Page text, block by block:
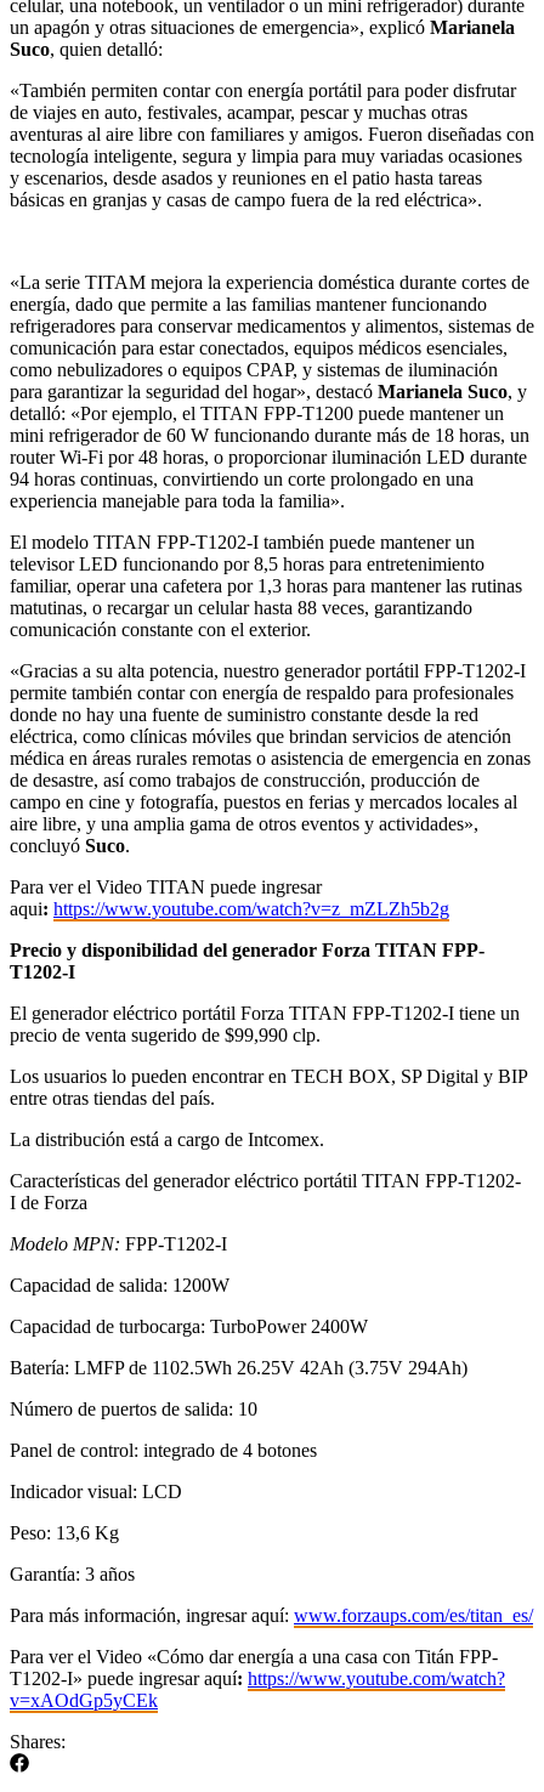
celular, una notebook, un ventilador o un mini refrigerador) durante
un apagón y otras situaciones de emergencia», explicó Marianela
Suco, quien detalló:
«También permiten contar con energía portátil para poder disfrutar
de viajes en auto, festivales, acampar, pescar y muchas otras
aventuras al aire libre con familiares y amigos. Fueron diseñadas con
tecnología inteligente, segura y limpia para muy variadas ocasiones
y escenarios, desde asados y reuniones en el patio hasta tareas
básicas en granjas y casas de campo fuera de la red eléctrica».
«La serie TITAM mejora la experiencia doméstica durante cortes de
energía, dado que permite a las familias mantener funcionando
refrigeradores para conservar medicamentos y alimentos, sistemas de
comunicación para estar conectados, equipos médicos esenciales,
como nebulizadores o equipos CPAP, y sistemas de iluminación
para garantizar la seguridad del hogar», destacó Marianela Suco, y
detalló: «Por ejemplo, el TITAN FPP-T1200 puede mantener un
mini refrigerador de 60 W funcionando durante más de 18 horas, un
router Wi-Fi por 48 horas, o proporcionar iluminación LED durante
94 horas continuas, convirtiendo un corte prolongado en una
experiencia manejable para toda la familia».
El modelo TITAN FPP-T1202-I también puede mantener un
televisor LED funcionando por 8,5 horas para entretenimiento
familiar, operar una cafetera por 1,3 horas para mantener las rutinas
matutinas, o recargar un celular hasta 88 veces, garantizando
comunicación constante con el exterior.
«Gracias a su alta potencia, nuestro generador portátil FPP-T1202-I
permite también contar con energía de respaldo para profesionales
donde no hay una fuente de suministro constante desde la red
eléctrica, como clínicas móviles que brindan servicios de atención
médica en áreas rurales remotas o asistencia de emergencia en zonas
de desastre, así como trabajos de construcción, producción de
campo en cine y fotografía, puestos en ferias y mercados locales al
aire libre, y una amplia gama de otros eventos y actividades»,
concluyó Suco.
Para ver el Video TITAN puede ingresar
aqui: https://www.youtube.com/watch?v=z_mZLZh5b2g
Precio y disponibilidad del generador Forza TITAN FPP-
T1202-I
El generador eléctrico portátil Forza TITAN FPP-T1202-I tiene un
precio de venta sugerido de $99,990 clp.
Los usuarios lo pueden encontrar en TECH BOX, SP Digital y BIP
entre otras tiendas del país.
La distribución está a cargo de Intcomex.
Características del generador eléctrico portátil TITAN FPP-T1202-
I de Forza
Modelo MPN: FPP-T1202-I
Capacidad de salida: 1200W
Capacidad de turbocarga: TurboPower 2400W
Batería: LMFP de 1102.5Wh 26.25V 42Ah (3.75V 294Ah)
Número de puertos de salida: 10
Panel de control: integrado de 4 botones
Indicador visual: LCD
Peso: 13,6 Kg
Garantía: 3 años
Para más información, ingresar aquí: www.forzaups.com/es/titan_es/
Para ver el Video «Cómo dar energía a una casa con Titán FPP-
T1202-I» puede ingresar aquí: https://www.youtube.com/watch?
v=xAOdGp5yCEk
Shares: